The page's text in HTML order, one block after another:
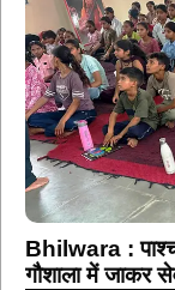
Bhilwara :
गौशाला में जाकर